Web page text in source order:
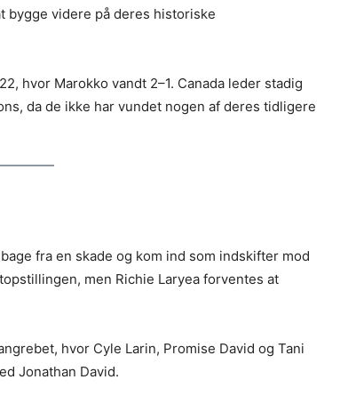
bygge videre på deres historiske
hvor Marokko vandt 2–1. Canada leder stadig
da de ikke har vundet nogen af deres tidligere
fra en skade og kom ind som indskifter mod
men Richie Laryea forventes at
hvor Cyle Larin, Promise David og Tani
Jonathan David.